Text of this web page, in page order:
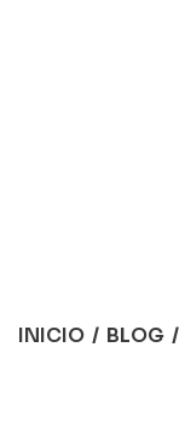
INICIO / BLOG /